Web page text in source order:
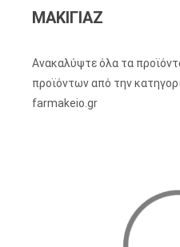
ΜΑΚΙΓΙΑΖ
Ανακαλύψτε όλα τα
προϊόντων από την
farmakeio.gr